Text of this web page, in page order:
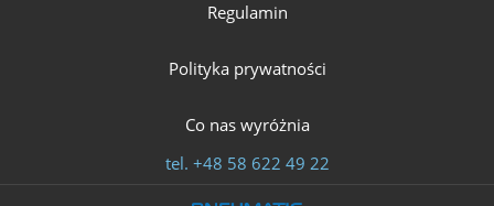
Regulamin
Polityka prywatności
Co nas wyróżnia
tel. +48 58 622 49 22